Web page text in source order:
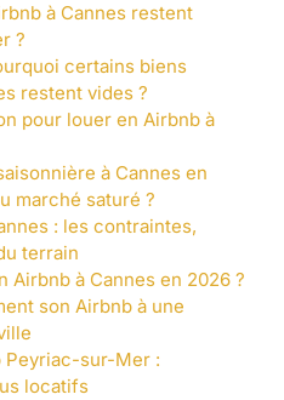
à Cannes restent
?
certains biens
restent vides ?
pour louer en Airbnb à
à Cannes en
marché saturé ?
: les contraintes,
terrain
Airbnb à Cannes en 2026 ?
son Airbnb à une
sur-Mer :
locatifs